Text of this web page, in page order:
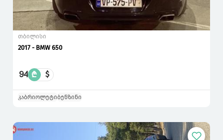
თბილისი
2017 - BMW 650
94 ₾ $
კაბრიოლეტიბენზინი